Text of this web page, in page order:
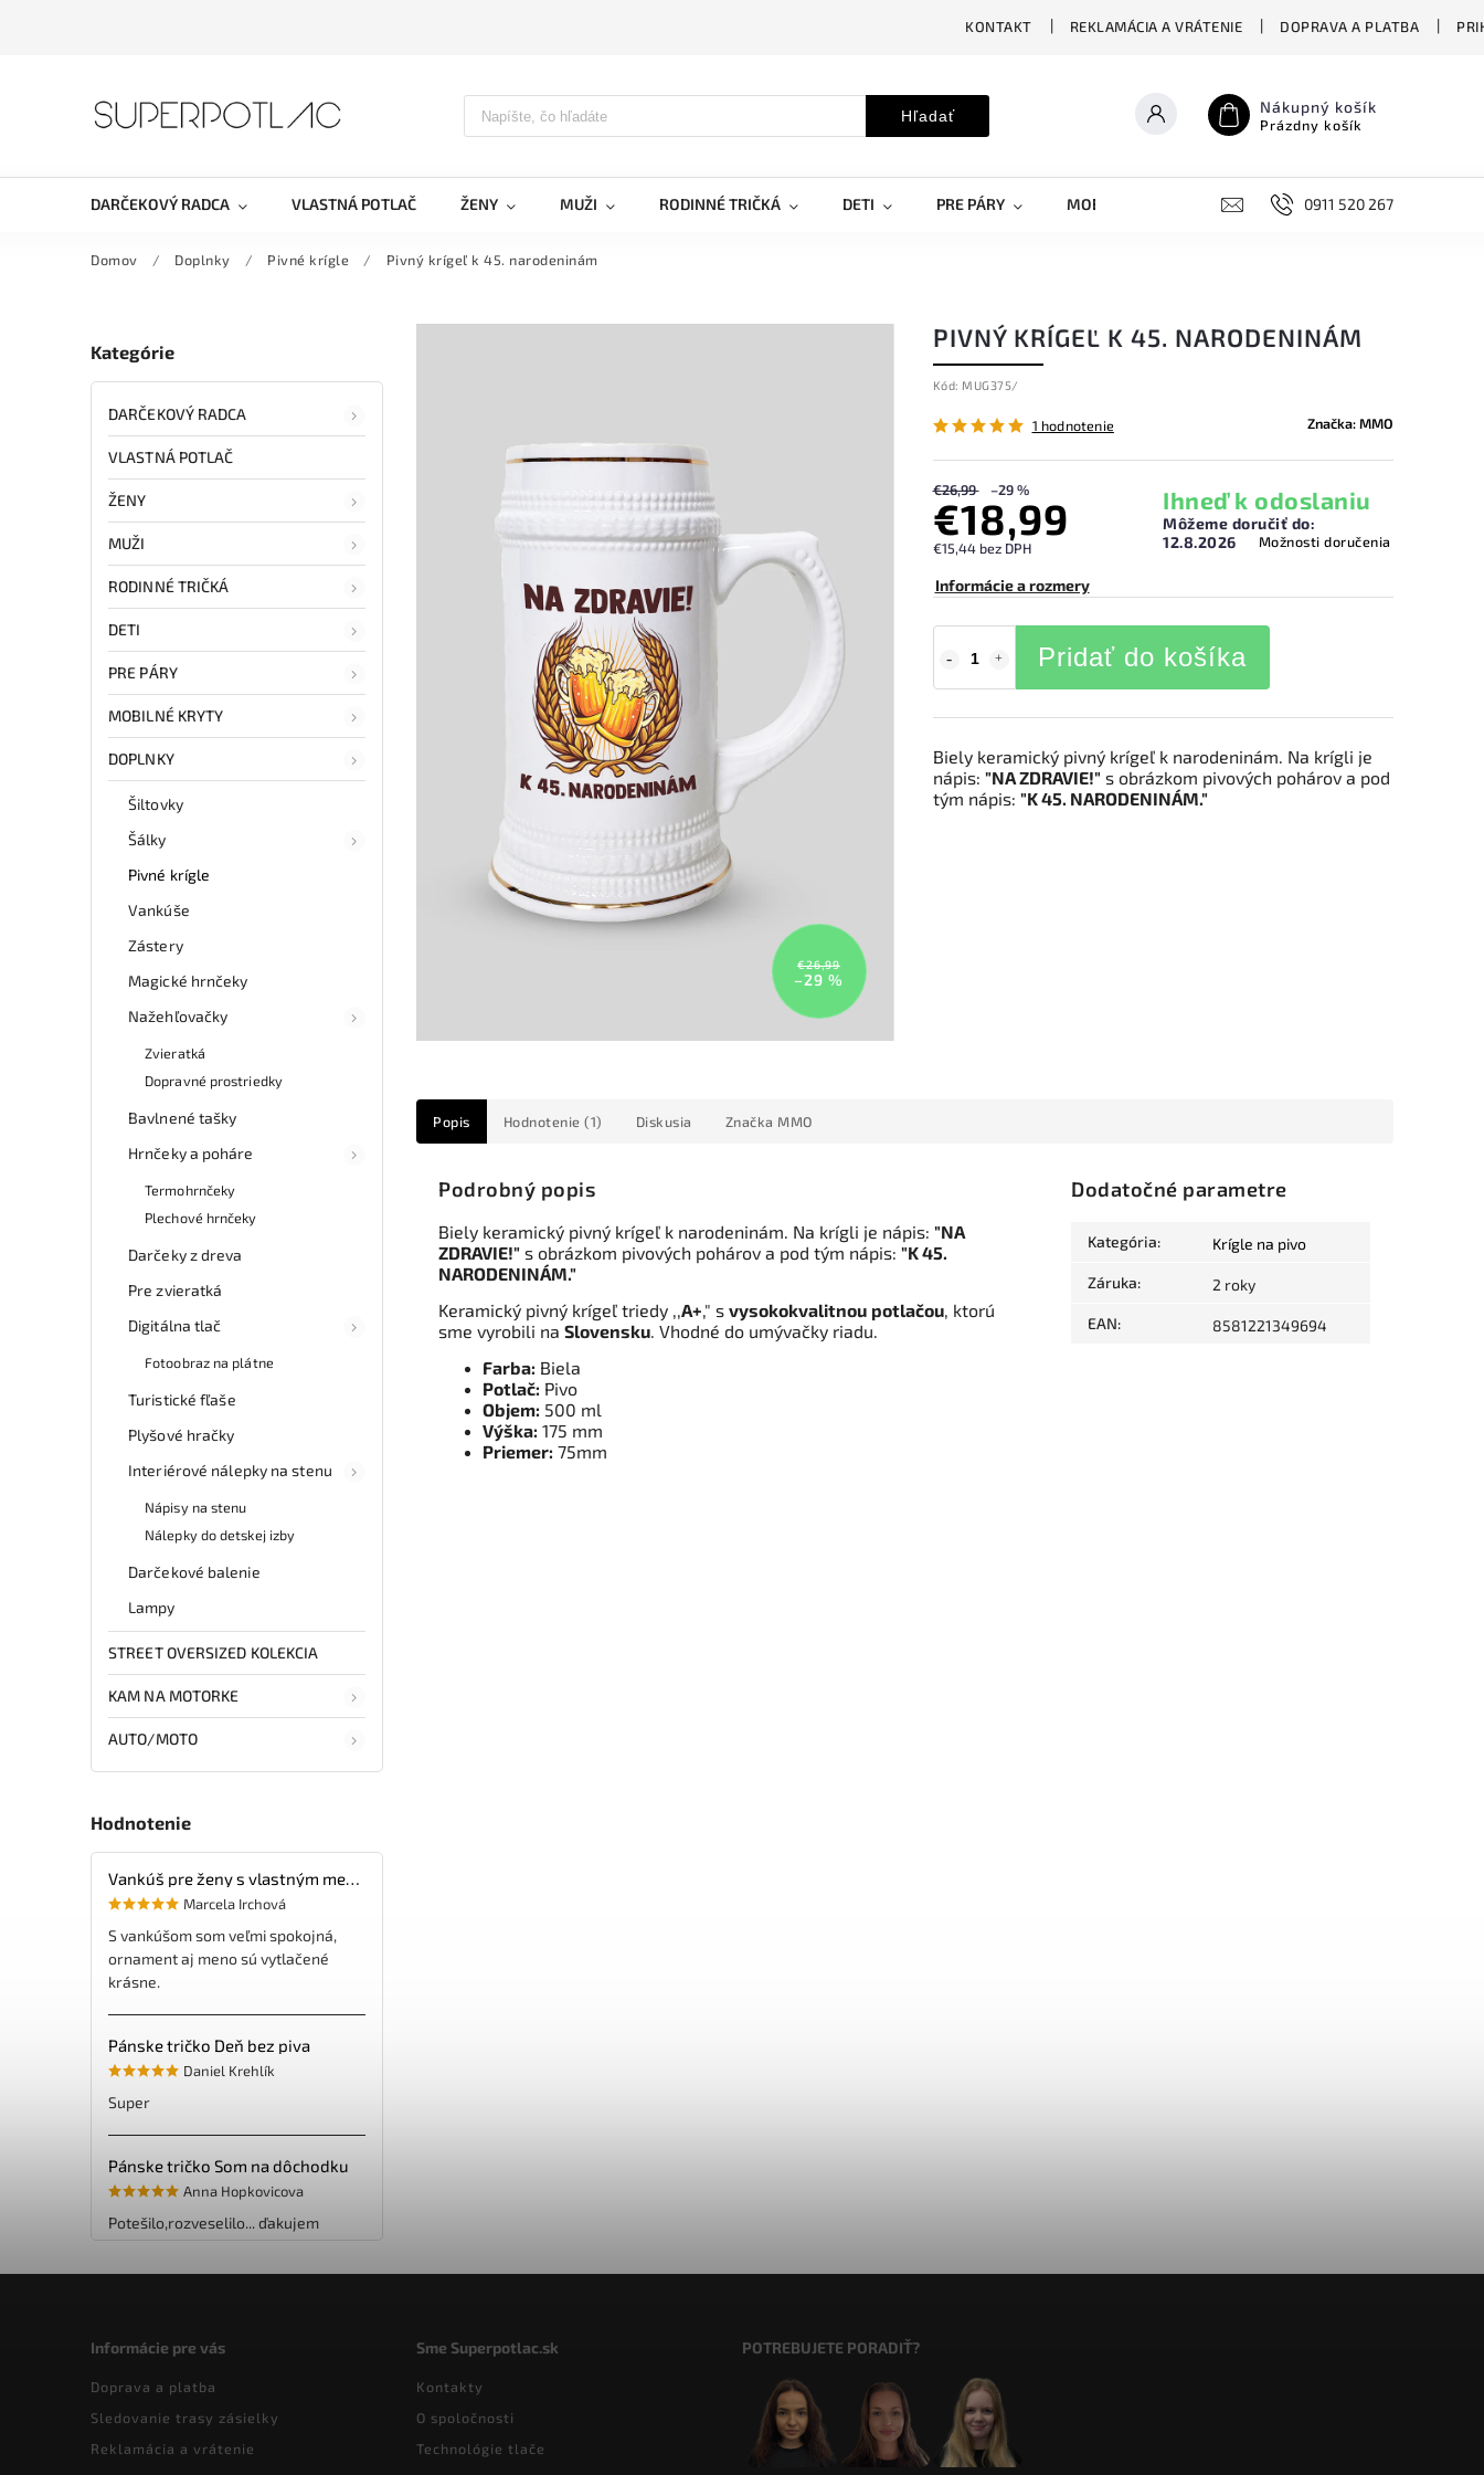
KONTAKT REKLAMÁCIA A VRÁTENIE DOPRAVA A PLATBA
Hľadať Nákupný košík
Prázdny košík
DARČEKOVÝ RADCA VLASTNÁ POTLAČ ŽENY MUŽI RODINNÉ TRIČKÁ DETI PRE PÁRY MOBILNÉ KRYTY DOPLNKY STREET
0911 520 267
Domov / Doplnky / Pivné krígle / Pivný krígeľ k 45. narodeninám
Kategórie
DARČEKOVÝ RADCA
VLASTNÁ POTLAČ
ŽENY
MUŽI
RODINNÉ TRIČKÁ
DETI
PRE PÁRY
MOBILNÉ KRYTY
DOPLNKY
Šiltovky
Šálky
Pivné krígle
Vankúše
Zástery
Magické hrnčeky
Nažehľovačky
Zvieratká
Dopravné prostriedky
Bavlnené tašky
Hrnčeky a poháre
Termohrnčeky
Plechové hrnčeky
Darčeky z dreva
Pre zvieratká
Digitálna tlač
Fotoobraz na plátne
Turistické fľaše
Plyšové hračky
Interiérové nálepky na stenu
Nápisy na stenu
Nálepky do detskej izby
Darčekové balenie
Lampy
STREET OVERSIZED KOLEKCIA
KAM NA MOTORKE
AUTO/MOTO
Hodnotenie
Marcela Irchová
S vankúšom som veľmi spokojná,
ornament aj meno sú vytlačené
krásne.
Pánske tričko Deň bez piva
Daniel Krehlík
Super
Pánske tričko Som na dôchodku
Anna Hopkovicova
Potešilo,rozveselilo... ďakujem
€26,99
–29 %
PIVNÝ KRÍGEĽ K 45. NARODENINÁM
Kód: MUG375/
1 hodnotenie Značka:MMO
€26,99 –29 %
€18,99
€15,44 bez DPH
Ihneď k odoslaniu
Môžeme doručiť do:
12.8.2026
Možnosti doručenia
Informácie a rozmery
Pridať do košíka
Biely keramický pivný krígeľ k narodeninám. Na krígli je
nápis: "NA ZDRAVIE!"s obrázkom pivových pohárov a pod
tým nápis: "K 45. NARODENINÁM."
Popis Hodnotenie (1) Diskusia Značka MMO
Podrobný popis
Biely keramický pivný krígeľ k narodeninám. Na krígli je nápis: "NA
ZDRAVIE!" s obrázkom pivových pohárov a pod tým nápis: "K 45.
NARODENINÁM."
Keramický pivný krígeľ triedy ,,A+," s vysokokvalitnou potlačou, ktorú
sme vyrobili na Slovensku. Vhodné do umývačky riadu.
Farba: Biela
Potlač: Pivo
Objem: 500 ml
Výška: 175 mm
Priemer: 75mm
Dodatočné parametre
Kategória: Krígle na pivo
Záruka: 2 roky
EAN: 8581221349694
Informácie pre vás
Doprava a platba
Sledovanie trasy zásielky
Reklamácia a vrátenie
Sme Superpotlac.sk
Kontakty
O spoločnosti
Technológie tlače
POTREBUJETE PORADIŤ?